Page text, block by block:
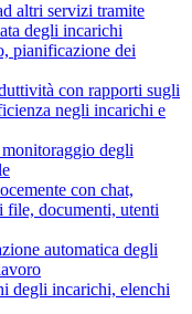
altri servizi tramite
degli incarichi
pianificazione dei
con rapporti sugli
negli incarichi e
degli
con chat,
file, documenti, utenti
automatica degli
degli incarichi, elenchi